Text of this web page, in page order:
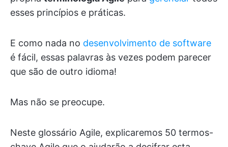
esses princípios e práticas.
E como nada no desenvolvimento de software
é fácil, essas palavras às vezes podem parecer
que são de outro idioma!
Mas não se preocupe.
Neste glossário Agile, explicaremos 50 termos-